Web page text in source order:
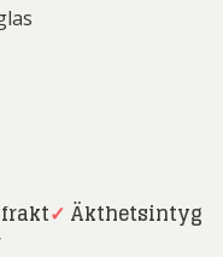
✓ Äkthetsintyg